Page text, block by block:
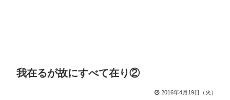
我在るが故にすべて在り②
2016年4月19日（火）